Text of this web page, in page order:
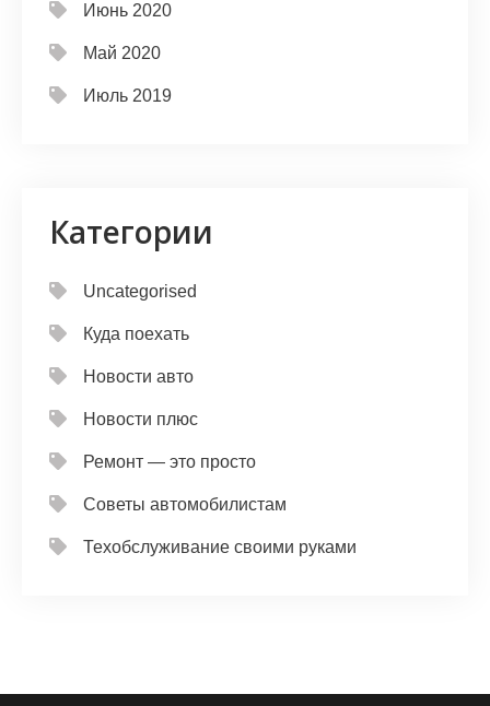
Июнь 2020
Май 2020
Июль 2019
Категории
Uncategorised
Куда поехать
Новости авто
Новости плюс
Ремонт — это просто
Советы автомобилистам
Техобслуживание своими руками